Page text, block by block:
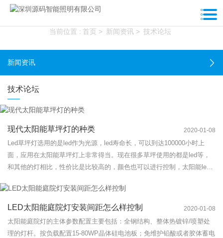
当前位置 : 首页 > 新闻资讯 > 技术论坛
新闻资讯
技术论坛
现代太阳能草坪灯的种类 2020-01-08
Led草坪灯选用的是led作为光源，led寿命长，可以到达100000小时上
面，应用在太阳能草坪灯上非常得当。现在很多草坪使用的都是led等，
和其他的灯相比，性价比是比较高的，颜色也可以进行控制，太阳能led
LED太阳能庭院灯安装间距怎么样控制 2020-01-08
太阳能庭院灯的主体参数配置主要包括：全钢结构、整体热镀锌/喷塑处
理的灯杆。按负载配置15-80WP晶体硅电池板；免维护铅酸或者胶体蓄电